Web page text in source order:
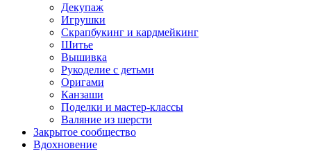
Декупаж
Игрушки
Скрапбукинг и кардмейкинг
Шитье
Вышивка
Рукоделие с детьми
Оригами
Канзаши
Поделки и мастер-классы
Валяние из шерсти
Закрытое сообщество
Вдохновение